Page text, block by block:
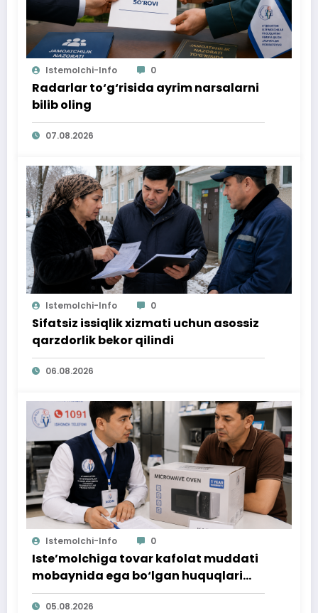
Istemolchi-Info 0
Radarlar to‘g‘risida ayrim narsalarni
bilib oling
07.08.2026
Istemolchi-Info 0
Sifatsiz issiqlik xizmati uchun asossiz
qarzdorlik bekor qilindi
06.08.2026
Istemolchi-Info 0
Iste’molchiga tovar kafolat muddati
mobaynida ega bo‘lgan huquqlari
ta’minlab berildi
05.08.2026